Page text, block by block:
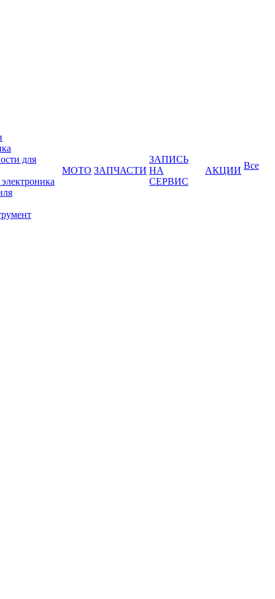
для
МОТО ЗАПЧАСТИ
ЗАПИСЬ
НА
СЕРВИС
АКЦИИ Все